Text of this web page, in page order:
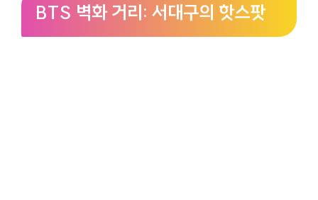
BTS 벽화 거리: 서대구의 핫스팟